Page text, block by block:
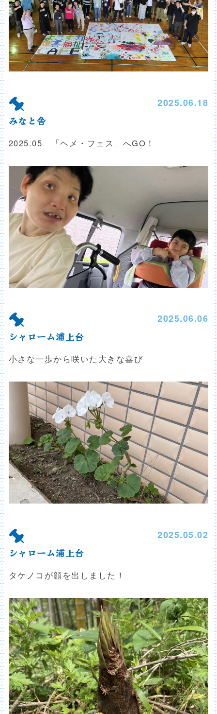
2025.06.18
みなと舎
2025.05 「ヘメ・フェス」へGO！
2025.06.06
シャローム浦上台
小さな一歩から咲いた大きな喜び
2025.05.02
シャローム浦上台
タケノコが顔を出しました！